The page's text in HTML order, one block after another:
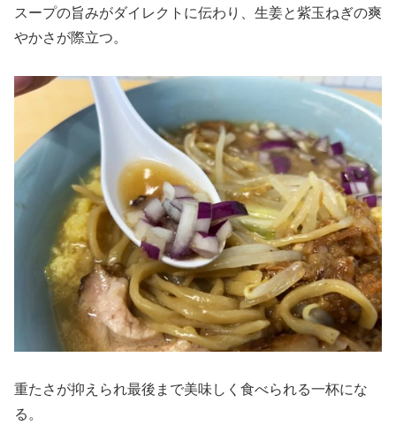
スープの旨みがダイレクトに伝わり、生姜と紫玉ねぎの爽
やかさが際立つ。
重たさが抑えられ最後まで美味しく食べられる一杯にな
る。